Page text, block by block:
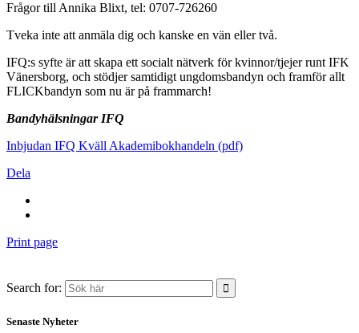
Frågor till Annika Blixt, tel: 0707-726260
Tveka inte att anmäla dig och kanske en vän eller två.
IFQ:s syfte är att skapa ett socialt nätverk för kvinnor/tjejer runt IFK
Vänersborg, och stödjer samtidigt ungdomsbandyn och framför allt
FLICKbandyn som nu är på frammarch!
Bandyhälsningar IFQ
Inbjudan IFQ Kväll Akademibokhandeln (pdf)
Dela
Print page
Search for:
Senaste Nyheter